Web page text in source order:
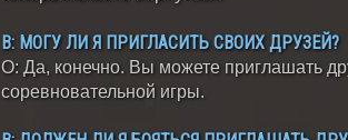
В: МОГУ ЛИ Я ПРИГЛАСИТЬ СВОИХ ДРУЗЕЙ?
О: Да, конечно. Вы можете приглашать
соревновательной игры.